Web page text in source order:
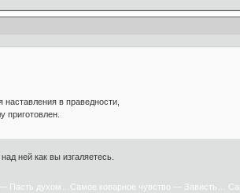
в праведности,
приготовлен.
ней как вы изгаляетесь.
духом…Самое коварное чувство — Зависть…